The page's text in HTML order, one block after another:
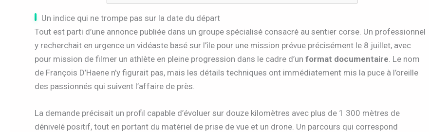
Un indice qui ne trompe pas sur la date du départ
Tout est parti d’une annonce publiée dans un groupe spécialisé consacré au sentier corse. Un professionnel
y recherchait en urgence un vidéaste basé sur l’île pour une mission prévue précisément le 8 juillet, avec
pour mission de filmer un athlète en pleine progression dans le cadre d’un format documentaire . Le nom
de François D’Haene n’y figurait pas, mais les détails techniques ont immédiatement mis la puce à l’oreille
des passionnés qui suivent l’affaire de près.
La demande précisait un profil capable d’évoluer sur douze kilomètres avec plus de 1 300 mètres de
dénivelé positif, tout en portant du matériel de prise de vue et un drone. Un parcours qui correspond